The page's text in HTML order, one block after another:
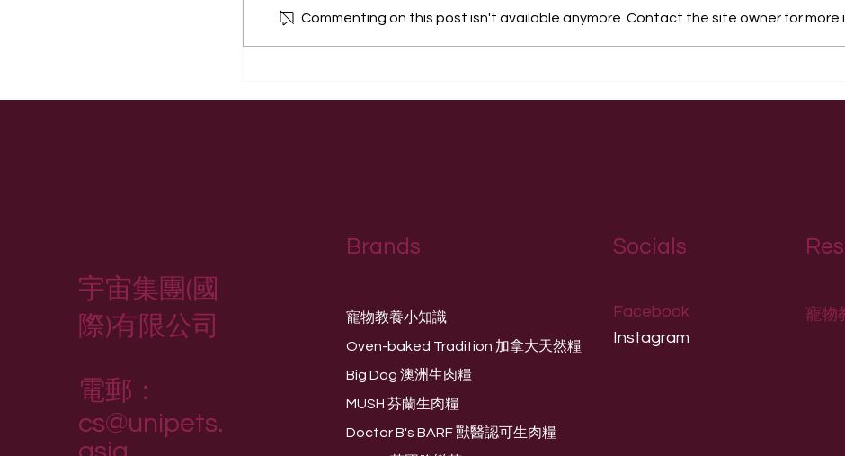
危險！爛水果警告
Commenting on this post isn't available anymore. Contact the site owner for more
Brands
寵物教養小知識
Oven-baked Tradition 加拿大天然糧
Big Dog 澳洲生肉糧
MUSH 芬蘭生肉糧
Doctor B's BARF 獸醫認可生肉糧
Socials
Facebook
Instagram
宇宙集團(國
際)有限公司
電郵：
cs@unipets.
寵物